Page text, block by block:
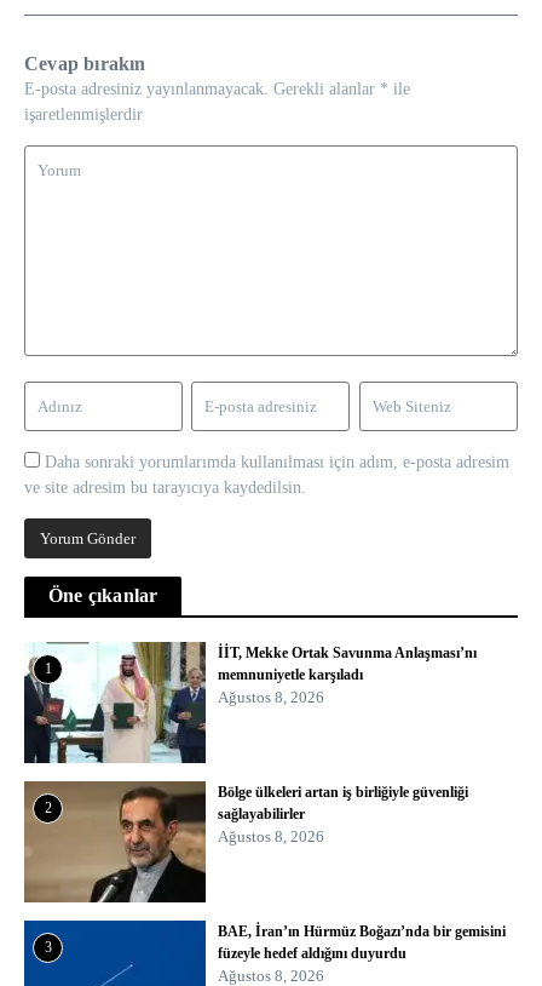
Cevap bırakın
E-posta adresiniz yayınlanmayacak. Gerekli alanlar * ile
işaretlenmişlerdir
Daha sonraki yorumlarımda kullanılması için adım, e-posta adresim
ve site adresim bu tarayıcıya kaydedilsin.
Öne çıkanlar
1
İİT, Mekke Ortak Savunma Anlaşması’nı
memnuniyetle karşıladı
Ağustos 8, 2026
2
Bölge ülkeleri artan iş birliğiyle güvenliği
sağlayabilirler
Ağustos 8, 2026
3
BAE, İran’ın Hürmüz Boğazı’nda bir gemisini
füzeyle hedef aldığını duyurdu
Ağustos 8, 2026